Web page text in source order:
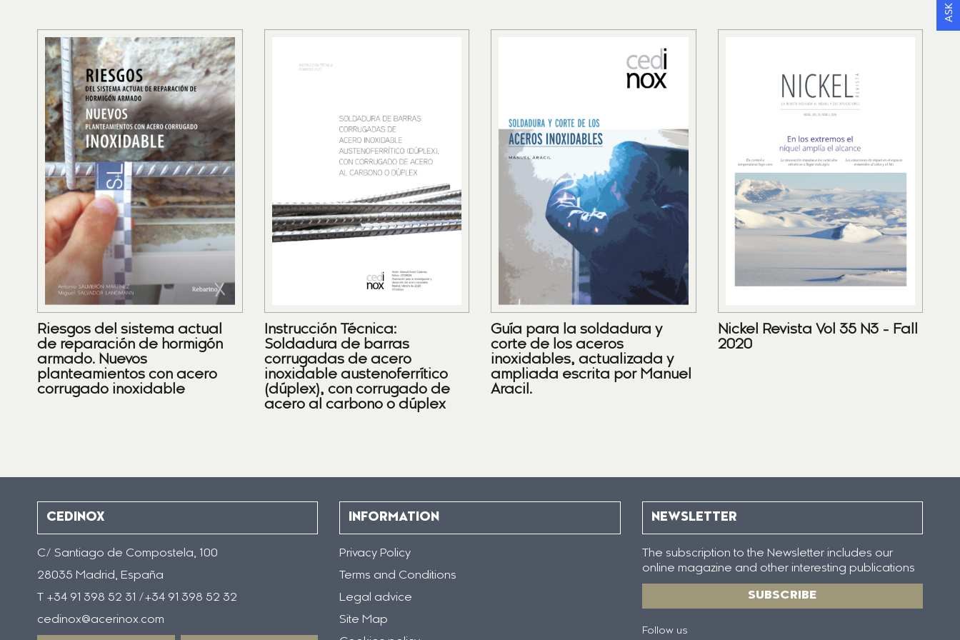
Riesgos del sistema actual
de reparación de hormigón
armado. Nuevos
planteamientos con acero
corrugado inoxidable
Instrucción Técnica:
Soldadura de barras
corrugadas de acero
inoxidable austenoferrítico
(dúplex), con corrugado de
acero al carbono o dúplex
Guía para la soldadura y
corte de los aceros
inoxidables, actualizada y
ampliada escrita por Manuel
Aracil.
Nickel Revista Vol 35 N3 - Fall
2020
CEDINOX
C/ Santiago de Compostela, 100
28035 Madrid, España
T +34 91 398 52 31 /+34 91 398 52 32
cedinox@acerinox.com
INFORMATION
Privacy Policy
Terms and Conditions
Legal advice
Site Map
NEWSLETTER
The subscription to the Newsletter includes our
online magazine and other interesting publications
SUBSCRIBE
Follow us